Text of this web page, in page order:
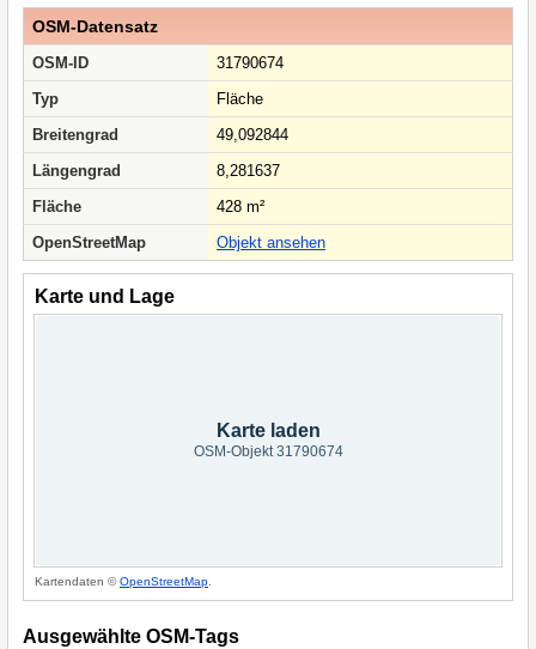
OSM-Datensatz
OSM-ID
31790674
Typ
Fläche
Breitengrad
49,092844
Längengrad
8,281637
Fläche
428 m²
OpenStreetMap
Objekt ansehen
Karte und Lage
Karte laden
OSM-Objekt 31790674
Kartendaten ©OpenStreetMap
Ausgewählte OSM-Tags